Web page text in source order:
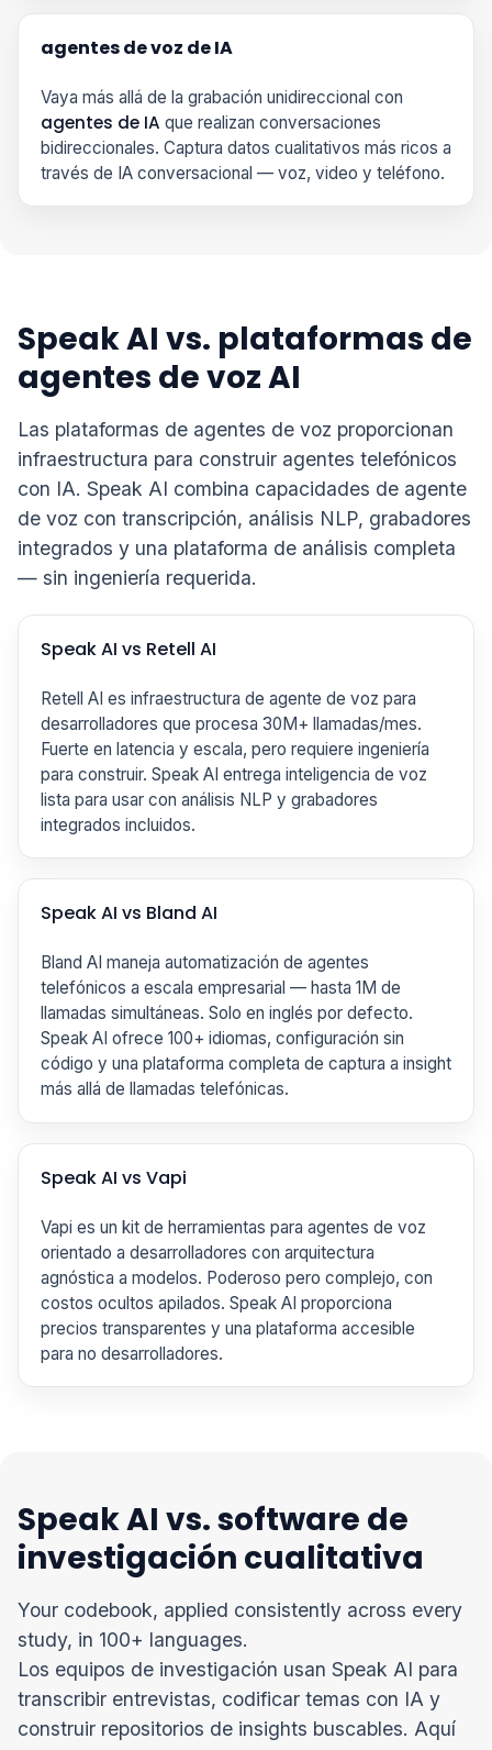
agentes de voz de IA
Vaya más allá de la grabación unidireccional con
agentes de IA que realizan conversaciones
bidireccionales. Captura datos cualitativos más ricos a
través de IA conversacional — voz, video y teléfono.
Speak AI vs. plataformas de
agentes de voz AI
Las plataformas de agentes de voz proporcionan
infraestructura para construir agentes telefónicos
con IA. Speak AI combina capacidades de agente
de voz con transcripción, análisis NLP, grabadores
integrados y una plataforma de análisis completa
— sin ingeniería requerida.
Speak AI vs Retell AI
Retell AI es infraestructura de agente de voz para
desarrolladores que procesa 30M+ llamadas/mes.
Fuerte en latencia y escala, pero requiere ingeniería
para construir. Speak AI entrega inteligencia de voz
lista para usar con análisis NLP y grabadores
integrados incluidos.
Speak AI vs Bland AI
Bland AI maneja automatización de agentes
telefónicos a escala empresarial — hasta 1M de
llamadas simultáneas. Solo en inglés por defecto.
Speak AI ofrece 100+ idiomas, configuración sin
código y una plataforma completa de captura a insight
más allá de llamadas telefónicas.
Speak AI vs Vapi
Vapi es un kit de herramientas para agentes de voz
orientado a desarrolladores con arquitectura
agnóstica a modelos. Poderoso pero complejo, con
costos ocultos apilados. Speak AI proporciona
precios transparentes y una plataforma accesible
para no desarrolladores.
Speak AI vs. software de
investigación cualitativa
Your codebook, applied consistently across every
study, in 100+ languages.
Los equipos de investigación usan Speak AI para
transcribir entrevistas, codificar temas con IA y
construir repositorios de insights buscables. Aquí